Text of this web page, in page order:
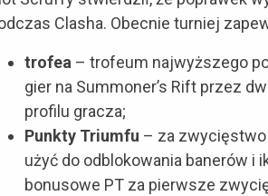
Clasha. Obecnie turniej
trofea – trofeum najwyższego
gier na Summoner’s Rift przez
profilu gracza;
Punkty Triumfu – za
użyć do odblokowania banerów i
bonusowe PT za pierwsze